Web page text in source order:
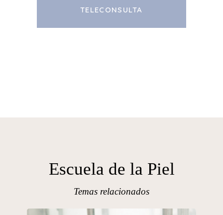
TELECONSULTA
Escuela de la Piel
Temas relacionados